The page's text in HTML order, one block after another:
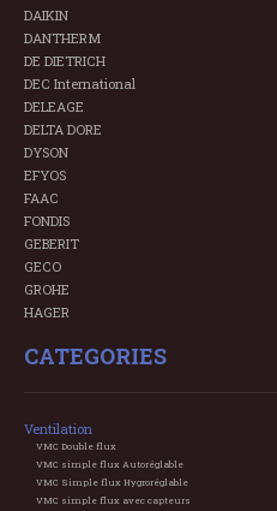
DAIKIN
DANTHERM
DE DIETRICH
DEC International
DELEAGE
DELTA DORE
DYSON
EFYOS
FAAC
FONDIS
GEBERIT
GECO
GROHE
HAGER
CATEGORIES
Ventilation
VMC Double flux
VMC simple flux Autoréglable
VMC Simple flux Hygroréglable
VMC simple flux avec capteurs